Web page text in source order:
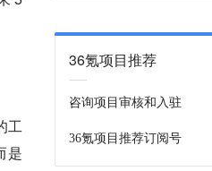
工
是
36氪项目推荐
咨询项目审核和入驻
36氪项目推荐订阅号